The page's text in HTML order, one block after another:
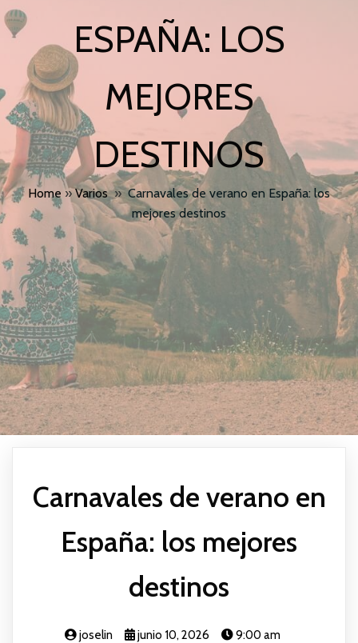
ESPAÑA: LOS
MEJORES
DESTINOS
Home »Varios »Carnavales de verano en España: los
mejores destinos
Carnavales de verano en
España: los mejores
destinos
joselin junio 10, 2026 9:00 am